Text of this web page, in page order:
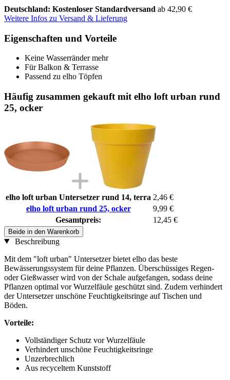
Deutschland: Kostenloser Standardversand ab 42,90 €
Weitere Infos zu Versand & Lieferung
Eigenschaften und Vorteile
Keine Wasserränder mehr
Für Balkon & Terrasse
Passend zu elho Töpfen
Häufig zusammen gekauft mit elho loft urban rund
25, ocker
elho loft urban Untersetzer rund 14, terra 2,46 €
elho loft urban rund 25, ocker
9,99 €
Gesamtpreis:
12,45 €
Beide in den Warenkorb
Beschreibung
Mit dem "loft urban" Untersetzer bietet elho das beste
Bewässerungssystem für deine Pflanzen. Überschüssiges Regen-
oder Gießwasser wird von der Schale aufgefangen, sodass deine
Pflanzen optimal vor Wurzelfäule geschützt sind. Zudem verhindert
der Untersetzer unschöne Feuchtigkeitsringe auf Tischen und
Böden.
Vorteile:
Vollständiger Schutz vor Wurzelfäule
Verhindert unschöne Feuchtigkeitsringe
Unzerbrechlich
Aus recyceltem Kunststoff